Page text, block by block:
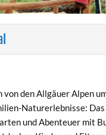
den Allgäuer Alpen
Natur­erlebnisse:
und Abenteuer mit